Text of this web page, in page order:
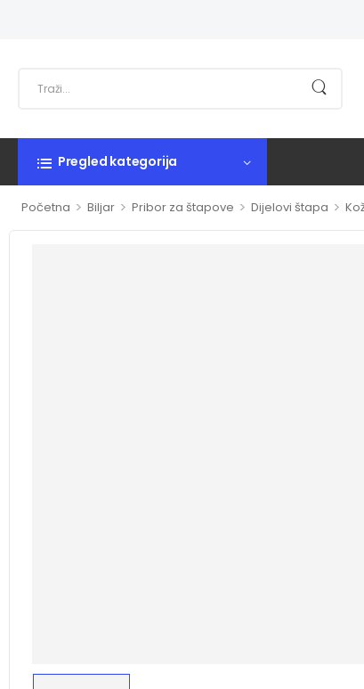
Pregled kategorija
Početna > Biljar > Pribor za štapove > Dijelovi štapa >